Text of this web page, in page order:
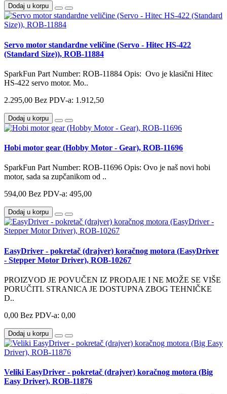
Dodaj u korpu
Servo motor standardne veličine (Servo - Hitec HS-422
(Standard Size)), ROB-11884
SparkFun Part Number: ROB-11884 Opis: Ovo je klasični Hitec
HS-422 servo motor. Mo..
2.295,00 Bez PDV-a: 1.912,50
Dodaj u korpu
Hobi motor gear (Hobby Motor - Gear), ROB-11696
SparkFun Part Number: ROB-11696 Opis: Ovo je naš novi hobi
motor, sada sa zupčanikom od ..
594,00 Bez PDV-a: 495,00
Dodaj u korpu
EasyDriver - pokretač (drajver) koračnog motora (EasyDriver
- Stepper Motor Driver), ROB-10267
PROIZVOD JE POVUČEN IZ PRODAJE I NE MOŽE SE VIŠE
PORUČITI. STRANICA JE DOSTUPNA ZBOG TEHNIČKE
D..
0,00 Bez PDV-a: 0,00
Dodaj u korpu
Veliki EasyDriver - pokretač (drajver) koračnog motora (Big
Easy Driver), ROB-11876